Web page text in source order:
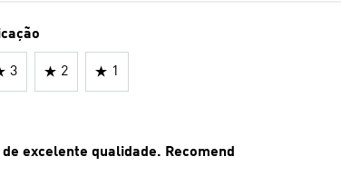
3 2 1
excelente qualidade. Recomend